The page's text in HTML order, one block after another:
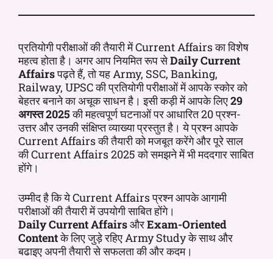
प्रतियोगी परीक्षाओं की तैयारी में Current Affairs का विशेष
महत्व होता है। अगर आप नियमित रूप सेDaily Current
Affairsपढ़ते हैं, तो यह Army, SSC, Banking,
Railway, UPSC की प्रतियोगी परीक्षाओं में आपके स्कोर को
बेहतर बनाने का अचूक साधन है। इसी कड़ी में आपके लिए29
अगस्त 2025की महत्वपूर्ण घटनाओं पर आधारित 20 प्रश्न-
उत्तर और उनकी संक्षिप्त व्याख्या प्रस्तुत है। ये प्रश्न आपके
Current Affairs की तैयारी को मजबूत करेंगे और पूरे साल
की Current Affairs 2025 को समझने में भी मददगार साबित
होंगे।
उम्मीद है कि ये Current Affairs प्रश्न आपके आगामी
परीक्षाओं की तैयारी में उपयोगी साबित होंगे।
Daily Current AffairsऔरExam-Oriented
Contentके लिए जुड़े रहिए Army Study के साथ और
बढाइए अपनी तैयारी से सफलता की और कदम।